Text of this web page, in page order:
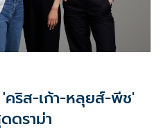
ริส-เก้า-หลุยส์-พีช'
ดราม่า